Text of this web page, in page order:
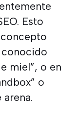
Esto
conocido
miel”, o en
o